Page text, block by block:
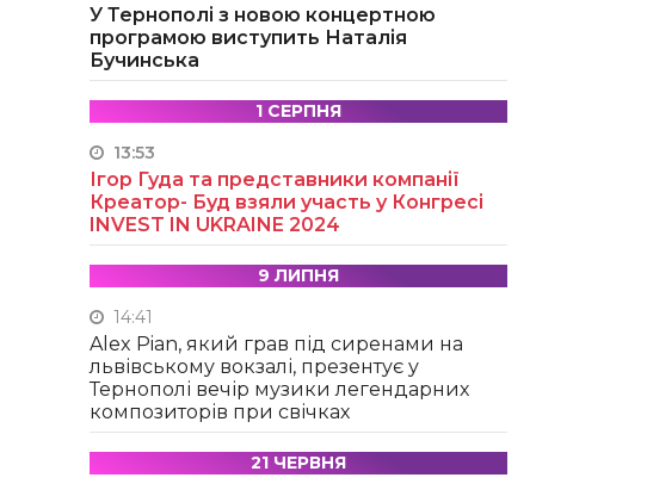
У Тернополі з новою концертною
програмою виступить Наталія
Бучинська
1 СЕРПНЯ
13:53
Ігор Гуда та представники компанії
Креатор- Буд взяли участь у Конгресі
INVEST IN UKRAINE 2024
9 ЛИПНЯ
14:41
Alex Pian, який грав під сиренами на
львівському вокзалі, презентує у
Тернополі вечір музики легендарних
композиторів при свічках
21 ЧЕРВНЯ